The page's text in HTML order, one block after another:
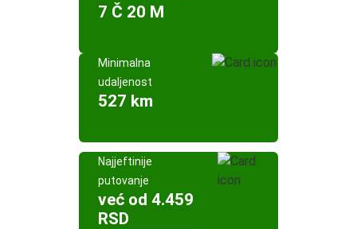
7 Č 20 M
Minimalna
udaljenost
527 km
Najjeftinije
putovanje
već od 4.459
RSD